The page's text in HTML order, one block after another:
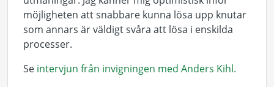
möjligheten att snabbare kunna lösa upp knutar
som annars är väldigt svåra att lösa i enskilda
processer.
Se intervjun från invigningen med Anders Kihl.